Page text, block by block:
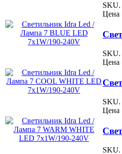
SKU.
Цена
SKU.
Цена
SKU.
Цена
SKU.